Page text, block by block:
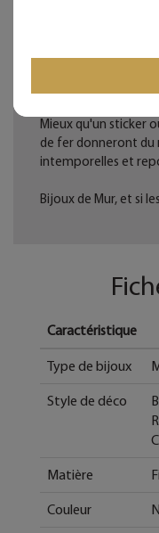
Ces articles sont
Tous les Bijoux de
Les commandes
Mieux qu'un sticker
de fer donneront du
intemporelles et
Bijoux de Mur, et si
Caractéristique
Type de bijoux
Style de déco
Matière
Couleur